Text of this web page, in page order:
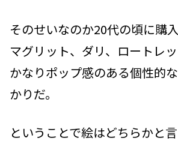
そのせいなのか20代の頃に購
マグリット、ダリ、ロートレ
かなりポップ感のある個性的
かりだ。
ということで絵はどちらかと